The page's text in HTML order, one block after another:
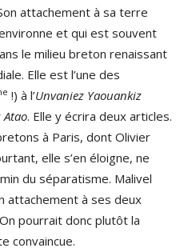
attachement à sa terre
et qui est souvent
le milieu breton renaissant
Elle est l’une des
!) à l’Unvaniez Yaouankiz
Atao. Elle y écrira deux articles.
à Paris, dont Olivier
elle s’en éloigne, ne
du séparatisme. Malivel
attachement à ses deux
pourrait donc plutôt la
convaincue.